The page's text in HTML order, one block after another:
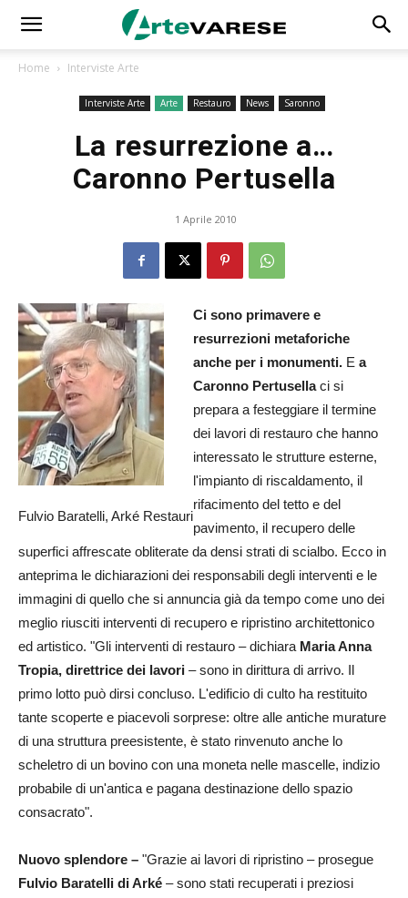
Home Interviste Arte
Interviste Arte Arte Restauro News Saronno
La resurrezione a…
Caronno Pertusella
1 Aprile 2010
Fulvio Baratelli, Arké Restauri
Ci sono primavere e
resurrezioni metaforiche
anche per i monumenti. E a
Caronno Pertusellaci si
prepara a festeggiare il termine
dei lavori di restauro che hanno
interessato le strutture esterne,
l'impianto di riscaldamento, il
rifacimento del tetto e del
pavimento, il recupero delle
superfici affrescate obliterate da densi strati di scialbo. Ecco in
anteprima le dichiarazioni dei responsabili degli interventi e le
immagini di quello che si annuncia già da tempo come uno dei
meglio riusciti interventi di recupero e ripristino architettonico
ed artistico. "Gli interventi di restauro – dichiara Maria Anna
Tropia, direttrice dei lavori – sono in dirittura di arrivo. Il
primo lotto può dirsi concluso. L'edificio di culto ha restituito
tante scoperte e piacevoli sorprese: oltre alle antiche murature
di una struttura preesistente, è stato rinvenuto anche lo
scheletro di un bovino con una moneta nelle mascelle, indizio
probabile di un'antica e pagana destinazione dello spazio
consacrato".
Nuovo splendore – "Grazie ai lavori di ripristino – prosegue
Fulvio Baratelli di Arké – sono stati recuperati i preziosi